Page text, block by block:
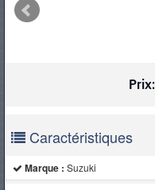
Prix:
Caractéristiques
Marque : Suzuki
PNEUS